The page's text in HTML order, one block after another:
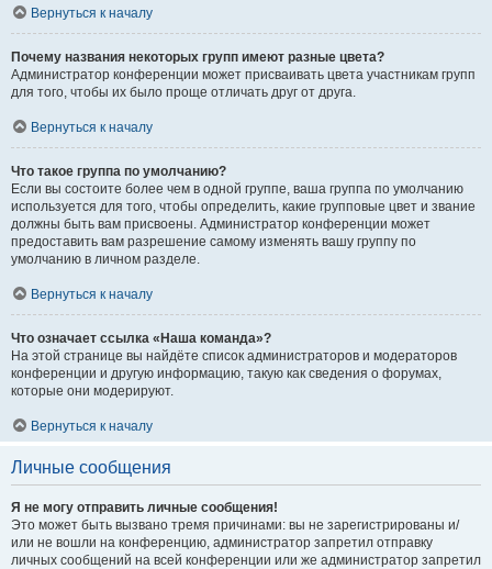
Вернуться к началу
Почему названия некоторых групп имеют разные цвета?
Администратор конференции может присваивать цвета участникам групп
для того, чтобы их было проще отличать друг от друга.
Вернуться к началу
Что такое группа по умолчанию?
Если вы состоите более чем в одной группе, ваша группа по умолчанию
используется для того, чтобы определить, какие групповые цвет и звание
должны быть вам присвоены. Администратор конференции может
предоставить вам разрешение самому изменять вашу группу по
умолчанию в личном разделе.
Вернуться к началу
Что означает ссылка «Наша команда»?
На этой странице вы найдёте список администраторов и модераторов
конференции и другую информацию, такую как сведения о форумах,
которые они модерируют.
Вернуться к началу
Личные сообщения
Я не могу отправить личные сообщения!
Это может быть вызвано тремя причинами: вы не зарегистрированы и/
или не вошли на конференцию, администратор запретил отправку
личных сообщений на всей конференции или же администратор запретил